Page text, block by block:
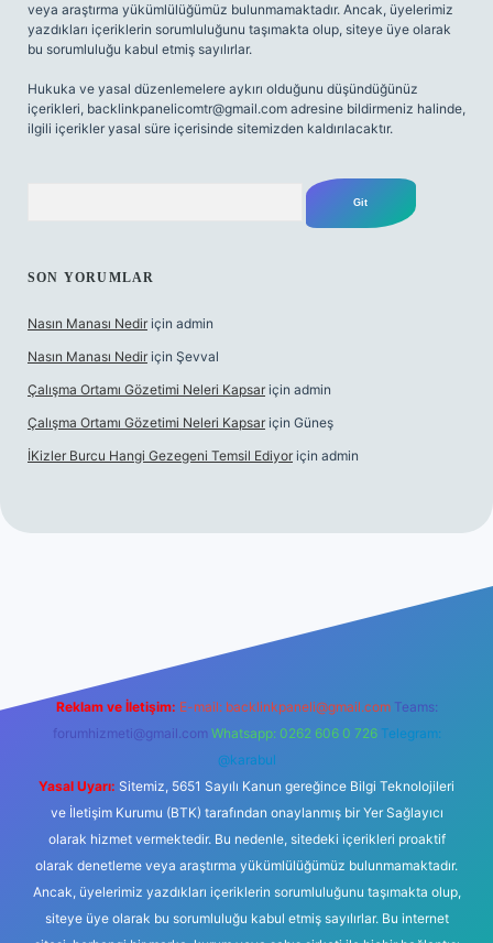
veya araştırma yükümlülüğümüz bulunmamaktadır. Ancak, üyelerimiz
yazdıkları içeriklerin sorumluluğunu taşımakta olup, siteye üye olarak
bu sorumluluğu kabul etmiş sayılırlar.
Hukuka ve yasal düzenlemelere aykırı olduğunu düşündüğünüz
içerikleri, backlinkpanelicomtr@gmail.com adresine bildirmeniz halinde,
ilgili içerikler yasal süre içerisinde sitemizden kaldırılacaktır.
SON YORUMLAR
Nasın Manası Nedir için admin
Nasın Manası Nedir için Şevval
Çalışma Ortamı Gözetimi Neleri Kapsar için admin
Çalışma Ortamı Gözetimi Neleri Kapsar için Güneş
İKizler Burcu Hangi Gezegeni Temsil Ediyor için admin
Reklam ve İletişim: E-mail: backlinkpaneli@gmail.com Teams:
forumhizmeti@gmail.com Whatsapp: 0262 606 0 726 Telegram:
@karabul
Yasal Uyarı: Sitemiz, 5651 Sayılı Kanun gereğince Bilgi Teknolojileri
ve İletişim Kurumu (BTK) tarafından onaylanmış bir Yer Sağlayıcı
olarak hizmet vermektedir. Bu nedenle, sitedeki içerikleri proaktif
olarak denetleme veya araştırma yükümlülüğümüz bulunmamaktadır.
Ancak, üyelerimiz yazdıkları içeriklerin sorumluluğunu taşımakta olup,
siteye üye olarak bu sorumluluğu kabul etmiş sayılırlar. Bu internet